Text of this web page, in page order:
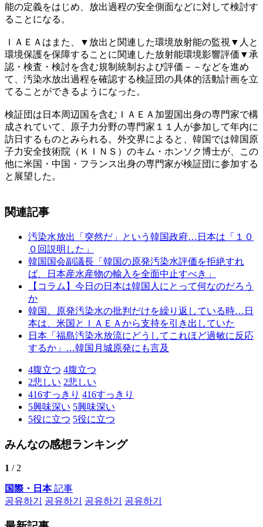
能の定義をはじめ、放出過程の安全側面などに対して検討す
ることになる。
ＩＡＥＡはまた、▼放出と関連した環境放射能の監視▼人と
環境保護を保障することに関連した放射能環境影響評価▼承
認・検査・検討を含む規制統制および評価－－などを進め
て、汚染水放出過程を確認する検証団の具体的活動計画を立
てることができるようになった。
検証団は日本周辺国を含むＩＡＥＡ加盟国出身の専門家で構
成されていて、原子力分野の専門家１１人が参加して年内に
訪日するものとみられる。外交界によると、韓国では韓国原
子力安全技術院（ＫＩＮＳ）のキム・ホンソク博士が、この
他に米国・中国・フランス出身の専門家が検証団に参加する
と展望した。
関連記事
汚染水放出「突然だ」という韓国政府…日本は「１０
０回説明した」
韓国国会副議長「韓国の原発汚染水評価を拒絶すれ
ば、日本産水産物の輸入を全面中止すべき」
【コラム】今日の日本は韓国人にとって何なのだろう
か
韓国、原発汚染水の批判だけを繰り返している時…日
本は、米国とＩＡＥＡから支持を引き出していた
日本「福島汚染水放流にどうしてこれほど過敏に反応
するか」…韓国月城原発にも言及
4腹立つ 4腹立つ
2悲しい 2悲しい
416すっきり 416すっきり
5興味深い 5興味深い
5役に立つ 5役に立つ
みんなの感想ランキング
1 / 2
国際・日本記事
공유하기
공유하기 공유하기 공유하기